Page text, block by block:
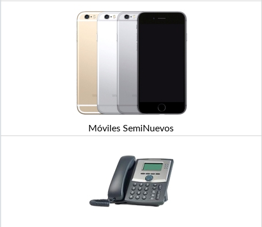
Móviles SemiNuevos